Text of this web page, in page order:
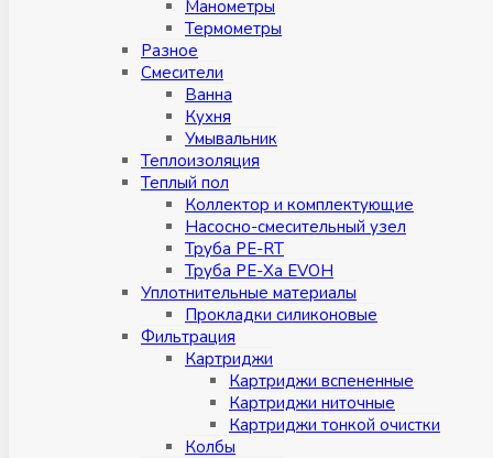
Манометры
Термометры
Разное
Смесители
Ванна
Кухня
Умывальник
Теплоизоляция
Теплый пол
Коллектор и комплектующие
Насосно-смесительный узел
Труба PE-RT
Труба PE-Xa EVOH
Уплотнительные материалы
Прокладки силиконовые
Фильтрация
Картриджи
Картриджи вспененные
Картриджи ниточные
Картриджи тонкой очистки
Колбы